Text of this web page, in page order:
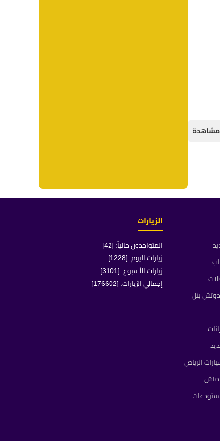
بنل
الرياض
الزيارات
المتواجدون حالياً: [42]
زيارات اليوم: [1228]
زيارات الأسبوع: [3101]
إجمالي الزيارات: [176602]